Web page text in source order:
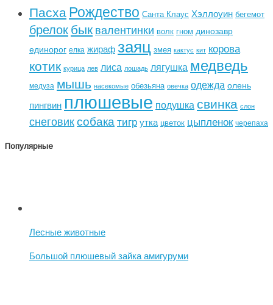
ПасхаРождество Санта Клаус Хэллоуин бегемот
брелокбыквалентинки волк гном динозавр
единорог елка жирафзаяц змея кактус кит корова
котик курица лев лиса лошадь лягушка медведь
медуза мышь насекомые обезьяна овечка одежда олень
пингвин плюшевые подушка свинка слон
снеговиксобака тигрутка цветок цыпленок черепаха
Популярные
Лесные животные
Большой плюшевый зайка амигуруми